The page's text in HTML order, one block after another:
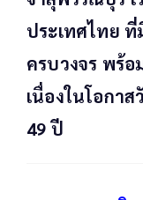
ประเทศไทย
ครบวงจร พร้
เนื่องในโอกา
49 ปี